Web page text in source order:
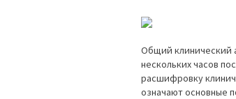
Общий клинический
нескольких часов
расшифровку
означают основные